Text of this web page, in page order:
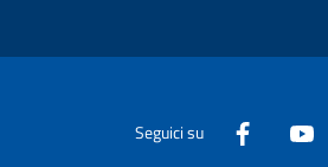
Seguici su